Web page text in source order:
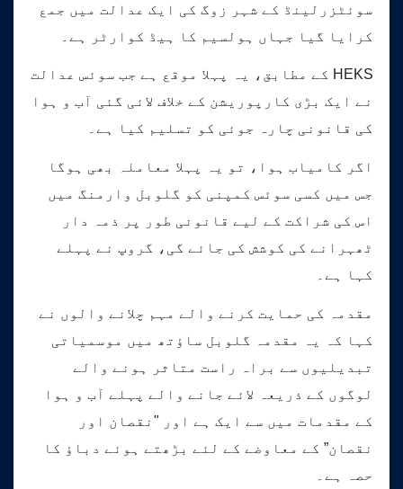
سوئٹزرلینڈ کے شہر زوگ کی ایک عدالت میں جمع
کرایا گیا جہاں ہولسیم کا ہیڈ کوارٹر ہے۔
HEKS کے مطابق، یہ پہلا موقع ہے جب سوئس عدالت
نے ایک بڑی کارپوریشن کے خلاف لائی گئی آب و ہوا
کی قانونی چارہ جوئی کو تسلیم کیا ہے۔
اگر کامیاب ہوا، تو یہ پہلا معاملہ بھی ہوگا
جس میں کسی سوئس کمپنی کو گلوبل وارمنگ میں
اس کی شراکت کے لیے قانونی طور پر ذمہ دار
ٹھہرانے کی کوشش کی جائے گی، گروپ نے پہلے
کہا ہے۔
مقدمہ کی حمایت کرنے والے مہم چلانے والوں نے
کہا کہ یہ مقدمہ گلوبل ساؤتھ میں موسمیاتی
تبدیلیوں سے براہ راست متاثر ہونے والے
لوگوں کے ذریعہ لائے جانے والے پہلے آب و ہوا
کے مقدمات میں سے ایک ہے اور "نقصان اور
نقصان” کے معاوضے کے لئے بڑھتے ہوئے دباؤ کا
حصہ ہے۔